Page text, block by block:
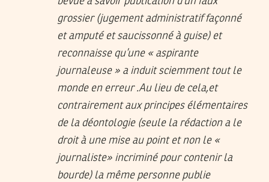
grossier (jugement administratif façonné
et amputé et saucissonné à guise) et
reconnaisse qu’une « aspirante
journaleuse » a induit sciemment tout le
monde en erreur .Au lieu de cela,et
contrairement aux principes élémentaires
de la déontologie (seule la rédaction a le
droit à une mise au point et non le «
journaliste» incriminé pour contenir la
bourde) la même personne publie